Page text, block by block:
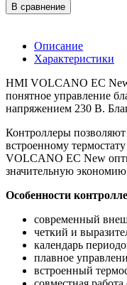
В сравнение
Описание
Характеристики
HMI VOLCANO EC New
понятное управление
напряжением 230 В.
Контроллеры позволяют
встроенному
VOLCANO EC New
значительную
Особенности
современный
четкий и
календарь
плавное
встроенный